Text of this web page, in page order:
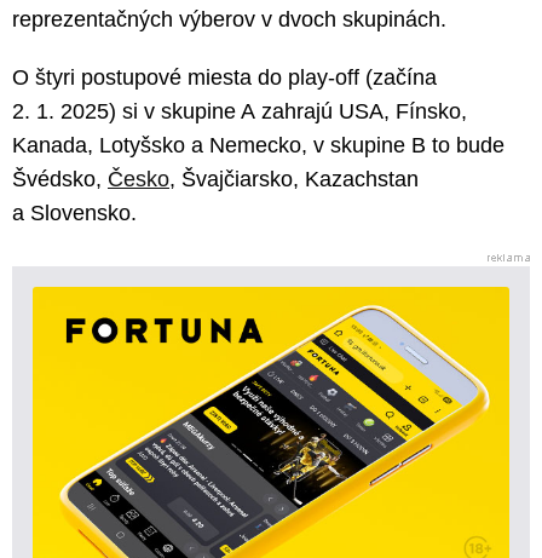
reprezentačných výberov v dvoch skupinách.
O štyri postupové miesta do play-off (začína
2. 1. 2025) si v skupine A zahrajú USA, Fínsko,
Kanada, Lotyšsko a Nemecko, v skupine B to bude
Švédsko, Česko, Švajčiarsko, Kazachstan
a Slovensko.